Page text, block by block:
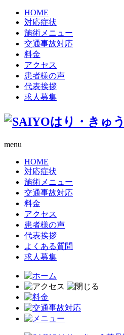
HOME
対応症状
施術メニュー
交通事故対応
料金
アクセス
患者様の声
代表挨拶
求人募集
menu
HOME
対応症状
施術メニュー
交通事故対応
料金
アクセス
患者様の声
代表挨拶
よくある質問
求人募集